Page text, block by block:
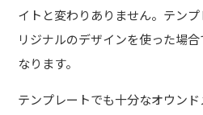
イトと変わりありません。テン
リジナルのデザインを使った場
なります。
テンプレートでも十分なオウン